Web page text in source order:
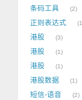
条码工具 2
正则表达式 1
港股 3
港股 1
港股 1
港股数据 1
短信-语音 2